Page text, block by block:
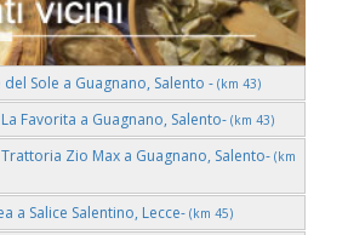
Sole a Guagnano, Salento - (km 43)
Favorita a Guagnano, Salento- (km 43)
Zio Max a Guagnano, Salento- (km
a Salice Salentino, Lecce- (km 45)